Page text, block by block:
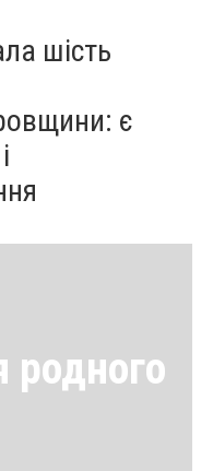
шість
є
родного